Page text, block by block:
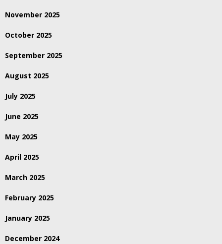
November 2025
October 2025
September 2025
August 2025
July 2025
June 2025
May 2025
April 2025
March 2025
February 2025
January 2025
December 2024